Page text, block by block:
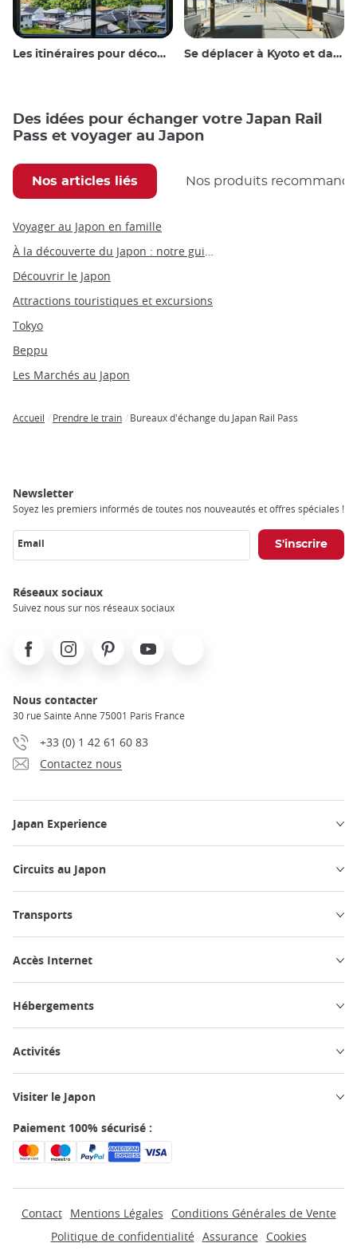
Les itinéraires pour découvrir le Japon Se déplacer à Kyoto et dans les environs
Des idées pour échanger votre Japan Rail
Pass et voyager au Japon
Nos articles liés Nos produits
Voyager au Japon en famille
À la découverte du Japon : notre guide du Japon par thèmes
Découvrir le Japon
Attractions touristiques et excursions
Tokyo
Beppu
Les Marchés au Japon
Accueil Prendre le train Bureaux d'échange du Japan Rail Pass
Newsletter
Soyez les premiers informés de toutes nos nouveautés et offres spéciales !
Email
Réseaux sociaux
Suivez nous sur nos réseaux sociaux
FacebookInstagramPinterest Youtube
Nous contacter
30 rue Sainte Anne 75001 Paris France
+33 (0) 1 42 61 60 83
Contactez nous
Japan Experience
Circuits au Japon
Transports
Accès Internet
Hébergements
Activités
Visiter le Japon
Paiement 100% sécurisé :
Contact Mentions Légales
Conditions Générales de Vente
Politique de confidentialité Assurance
Cookies